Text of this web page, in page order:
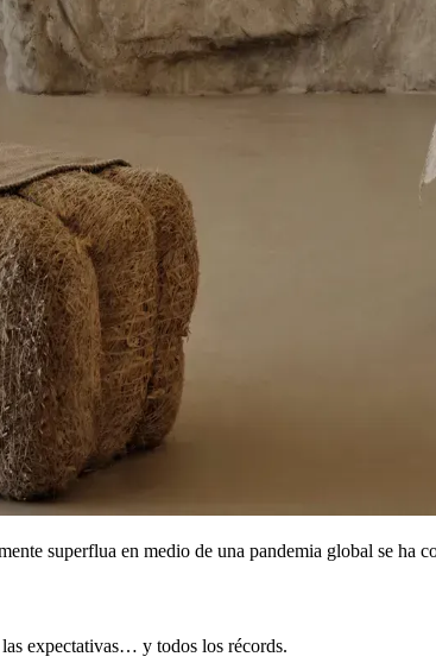
para CAOBA Hotels:
de1.000 reservas directas
más de300 nuevos establecimientos
se
de búsquedasen un solo año
validan una visión basada en una
hace poco más de un año, CAOBA Hotels
más inteligente, no más ruidosa.
Traveler
primer evento insignia en
evoluciona con intención.